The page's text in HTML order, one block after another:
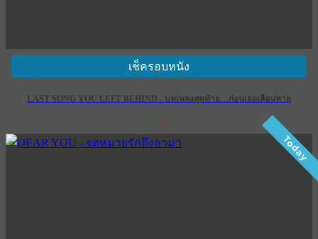
เช็ครอบหนัง
LAST SONG YOU LEFT BEHIND - บทเพลงสุดท้าย…ก่อนเธอเลือนหาย
2 0
Today